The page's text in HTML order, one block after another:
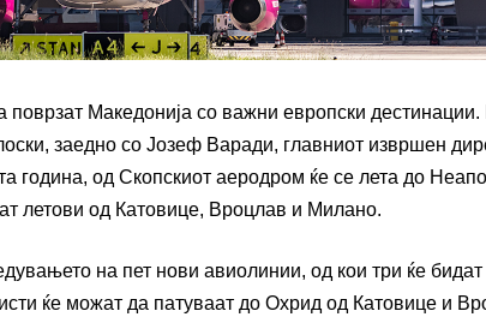
поврзат Македонија со важни европски
заедно со Јозеф Варади, главниот извршен
година, од Скопскиот аеродром ќе се лета до
летови од Катовице, Вроцлав и Милано.
на пет нови авиолинии, од кои три ќе
ќе можат да патуваат до Охрид од Катовице и